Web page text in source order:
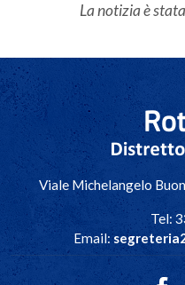
La notizia è
Navigazione
Viale Michelangelo
Tel:
Email: